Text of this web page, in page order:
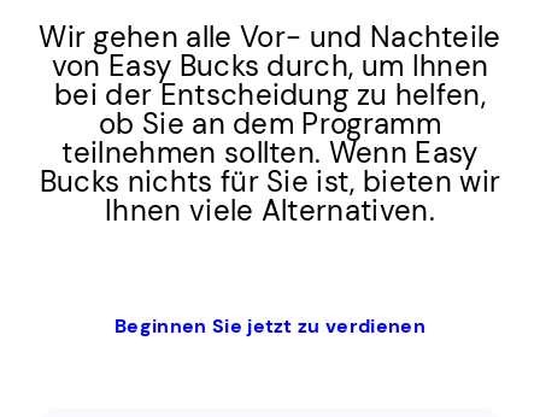
Wir gehen alle Vor- und Nachteile
von Easy Bucks durch, um Ihnen
bei der Entscheidung zu helfen,
ob Sie an dem Programm
teilnehmen sollten. Wenn Easy
Bucks nichts für Sie ist, bieten wir
Ihnen viele Alternativen.
Beginnen Sie jetzt zu verdienen